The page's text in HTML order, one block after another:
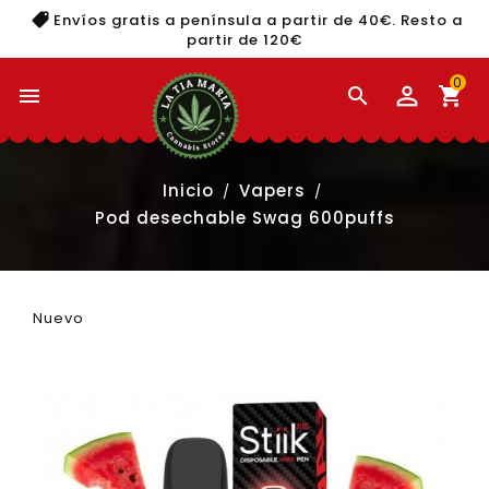
Envíos gratis a península a partir de 40€. Resto a
partir de 120€
  shopping_cart
0
Inicio
Vapers
Pod desechable Swag 600puffs
Nuevo